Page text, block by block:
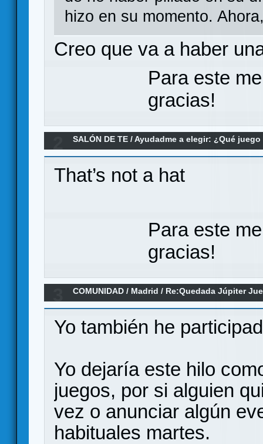
hizo en su momento.
Creo que va a haber
Para este
gracias!
SALÓN DE TE /Ayudadme a elegir: ¿Qué
That’s not a hat
Para este
gracias!
COMUNIDAD / Madrid / Re:Quedada Júpiter
(las quedadas siguen)
Yo también he
Yo dejaría este hilo
juegos, por si alguien
vez o anunciar algún
habituales martes.